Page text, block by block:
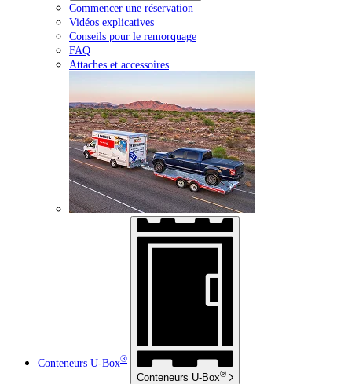
Commencer une réservation
Vidéos explicatives
Conseils pour le remorquage
FAQ
Attaches et accessoires
Conteneurs U-Box®
Conteneurs U-Box®